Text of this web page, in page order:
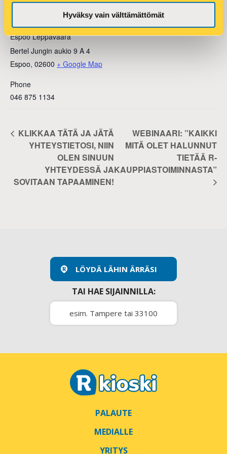
Hyväksy vain välttämättömät
Espoo Leppävaara
Bertel Jungin aukio 9 A 4
Espoo, 02600 + Google Map
Phone
046 875 1134
KLIKKAA TÄTÄ JA JÄTÄ
YHTEYSTIETOSI, NIIN
OLEN SINUUN
YHTEYDESSÄ JA
SOVITAAN TAPAAMINEN!
WEBINAARI: ”KAIKKI
MITÄ OLET HALUNNUT
TIETÄÄ R-
KAUPPIASTOIMINNASTA”
LÖYDÄ LÄHIN ÄRRÄSI
TAI HAE SIJAINNILLA:
PALAUTE
MEDIALLE
YRITYS